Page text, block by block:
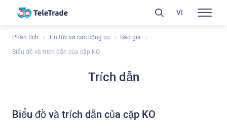
Phân tích Tin tức và các công cụ Báo giá
Biểu đồ và trích dẫn của cặp KO
Trích dẫn
Biểu đồ và trích dẫn của cặp KO
VI